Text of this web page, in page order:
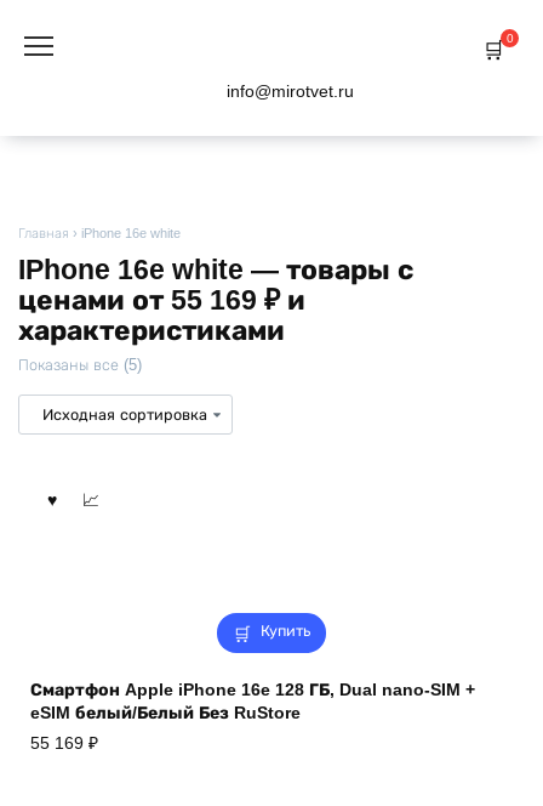
содержанию
info@mirotvet.ru
0
Главная › iPhone 16e white
IPhone 16e white — товары с
ценами от 55 169 ₽ и
характеристиками
Показаны все (5)
Купить
Смартфон Apple iPhone 16e 128 ГБ, Dual nano-SIM +
eSIM белый/Белый Без RuStore
55 169 ₽